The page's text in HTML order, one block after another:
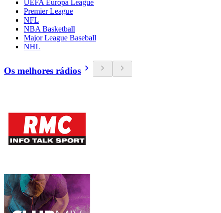
UEFA Europa League
Premier League
NFL
NBA Basketball
Major League Baseball
NHL
Os melhores rádios